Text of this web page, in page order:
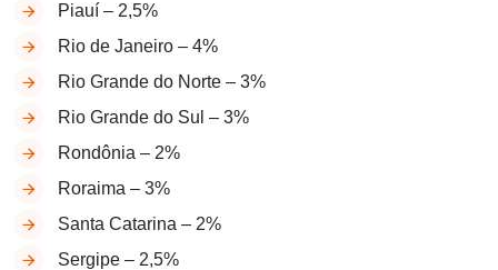
Piauí – 2,5%
Rio de Janeiro – 4%
Rio Grande do Norte – 3%
Rio Grande do Sul – 3%
Rondônia – 2%
Roraima – 3%
Santa Catarina – 2%
Sergipe – 2,5%